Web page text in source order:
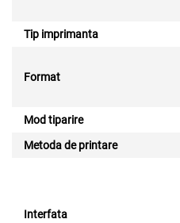
Tip imprimanta
Format
Mod tiparire
Metoda de printare
Interfata